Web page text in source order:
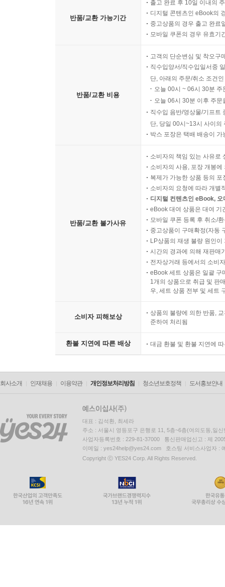
반품/교환 가능기간
출고 완료 후 10일 이내의
디지털 콘텐츠인 eBook의
중고상품의 경우 출고 완료
모바일 쿠폰의 경우 유효기
반품/교환 비용
고객의 단순변심 및 착오구
직수입양서/직수입일서중
단, 아래의 주문/취소 조건
오늘 00시 ~ 06시 30분
오늘 06시 30분 이후 주
직수입 음반/영상물/기프트
단, 당일 00시~13시 사이의
박스 포장은 택배 배송이
반품/교환 불가사유
소비자의 책임 있는 사유로
소비자의 사용, 포장 개봉
복제가 가능한 상품 등의
소비자의 요청에 따라 개별
디지털 컨텐츠인 eBook,
eBook 대여 상품은 대여 기
모바일 쿠폰 등록 후 취소/
중고상품이 구매확정(자동
LP상품의 재생 불량 원인
시간의 경과에 의해 재판매
전자상거래 등에서의 소비
eBook 세트 상품은 일괄 구
1개의 상품으로 취급 및 판
우, 세트 상품 전부 및 세트
소비자 피해보상
상품의 불량에 의한 반품,
준하여 처리됨
환불 지연에 따른 배상 대금 환불 및 환불 지연에
회사소개 인재채용 이용약관 개인정보처리방침 청소년보호정책 도서홍보안내
대표 : 김석환, 최세라
주소 : 서울시 영등포구 은행로 11, 5층~6층(여의도동,일신
사업자등록번호 : 229-81-37000 통신판매업신고 : 제
이메일 : yes24help@yes24.com 호스팅 서비스사업자 :
Copyright ⓒ YES24 Corp. All Rights Reserved.